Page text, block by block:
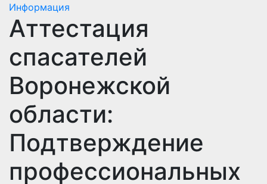
Информация
Аттестация
спасателей
Воронежской
области:
Подтверждение
профессиональных